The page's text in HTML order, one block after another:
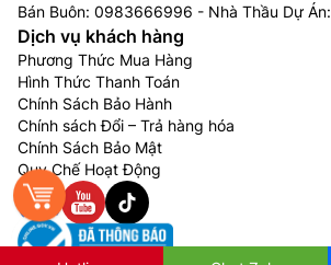
Bán Buôn: 0983666996 - Nhà Thầu Dự Án:
Dịch vụ khách hàng
Phương Thức Mua Hàng
Hình Thức Thanh Toán
Chính Sách Bảo Hành
Chính sách Đổi – Trả hàng hóa
Chính Sách Bảo Mật
Quy Chế Hoạt Động